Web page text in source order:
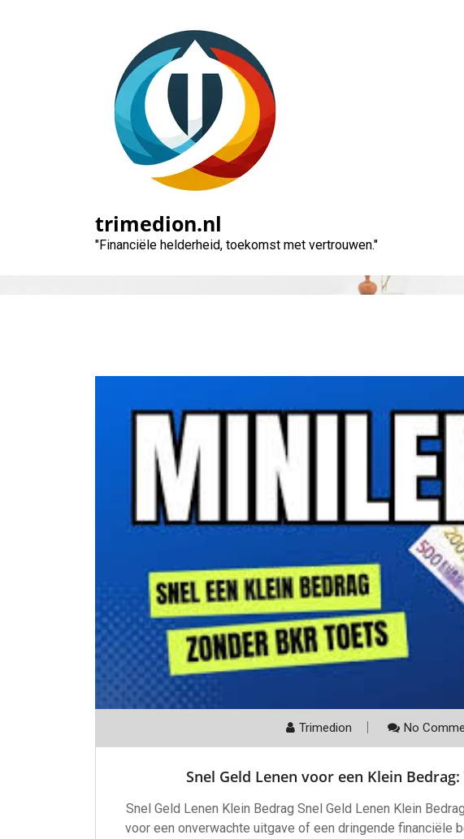
trimedion.nl
"Financiële helderheid, toekomst met vertrouwen."
Trimedion No
Snel Geld Lenen voor een Klein
Snel Geld Lenen Klein Bedrag Snel Geld Lenen Klein
voor een onverwachte uitgave of een dringende financiële